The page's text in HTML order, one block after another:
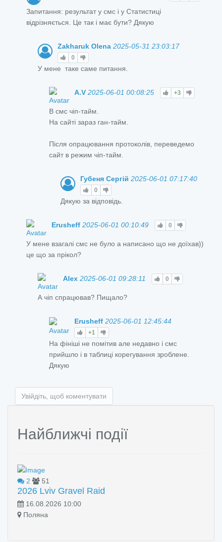
Запитання: результат у смс і у Статистиці
відрізняється. Це так і має бути? Дякую
Zakharuk Olena 2025-05-31 23:03:17
0
У мене таке саме питання.
A.V 2025-06-01 00:08:25 +3
В смс чіп-тайм.
На сайті зараз ган-тайм.
Після опрацювання протоколів, переведемо
сайт в режим чіп-тайм.
Губеня Сергій 2025-06-01 07:17:40
0
Дякую за відповідь.
Erusheff 2025-06-01 00:10:49 0
У мене взагалі смс не було а написано що не доїхав))
це що за прікол?
Alex 2025-06-01 09:28:11 0
А чіп спрацював? Пищало?
Erusheff 2025-06-01 12:45:44
+1
На фініші не помітив але недавно і смс
прийшло і в таблиці корегування зроблене.
Дякую
Увійдіть, щоб коментувати
Найближчі події
2 51
2026 Lviv Gravel Raid
16.08.2026 10:00
Поляна